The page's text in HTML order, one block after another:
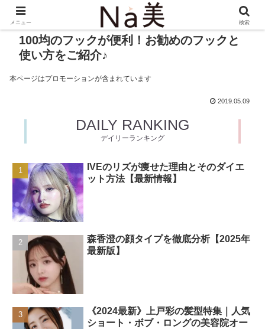
100均のフックが便利！お勧めのフックと
使い方をご紹介♪
本ページはプロモーションが含まれています
2019.05.09
DAILY RANKING
デイリーランキング
IVEのリズが痩せた理由とそのダイエ
ット方法【最新情報】
森香澄の顔タイプを徹底分析【2025年
最新版】
《2024最新》上戸彩の髪型特集｜人気
ショート・ボブ・ロングの美容院オー
メニュー 検索